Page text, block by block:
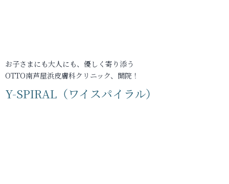
お子さまにも大人にも、優しく寄り添う
OTTO南芦屋浜皮膚科クリニック、開院！
Y-SPIRAL（ワイスパイラル）